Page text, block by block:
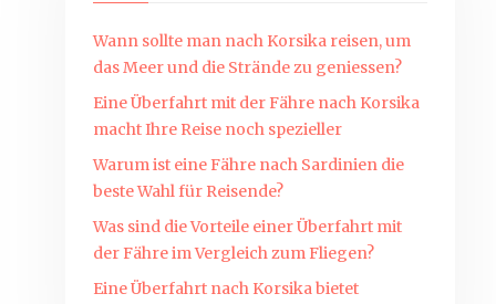
Wann sollte man nach Korsika reisen, um
das Meer und die Strände zu geniessen?
Eine Überfahrt mit der Fähre nach Korsika
macht Ihre Reise noch spezieller
Warum ist eine Fähre nach Sardinien die
beste Wahl für Reisende?
Was sind die Vorteile einer Überfahrt mit
der Fähre im Vergleich zum Fliegen?
Eine Überfahrt nach Korsika bietet